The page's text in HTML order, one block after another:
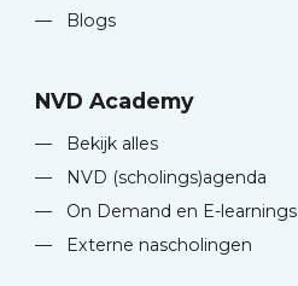
—
Blogs
NVD Academy
—
Bekijk alles
—
NVD (scholings)agenda
—
On Demand en E-learnings
—
Externe nascholingen